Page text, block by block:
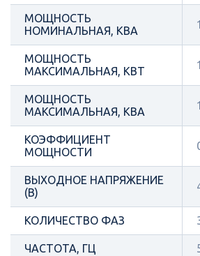
МОЩНОСТЬ
НОМИНАЛЬНАЯ, КВА
МОЩНОСТЬ
МАКСИМАЛЬНАЯ, КВТ
МОЩНОСТЬ
МАКСИМАЛЬНАЯ, КВА
КОЭФФИЦИЕНТ
МОЩНОСТИ
ВЫХОДНОЕ НАПРЯЖЕНИЕ
(В)
КОЛИЧЕСТВО ФАЗ
ЧАСТОТА, ГЦ